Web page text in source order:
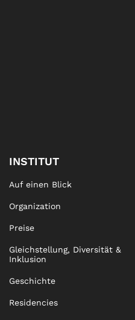
INSTITUT
Auf einen Blick
Organization
Preise
Gleichstellung, Diversität &
Inklusion
Geschichte
Residencies